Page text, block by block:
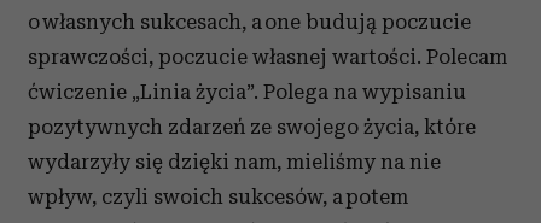
o własnych sukcesach, a one budują poczucie
sprawczości, poczucie własnej wartości. Polecam
ćwiczenie „Linia życia”. Polega na wypisaniu
pozytywnych zdarzeń ze swojego życia, które
wydarzyły się dzięki nam, mieliśmy na nie
wpływ, czyli swoich sukcesów, a potem